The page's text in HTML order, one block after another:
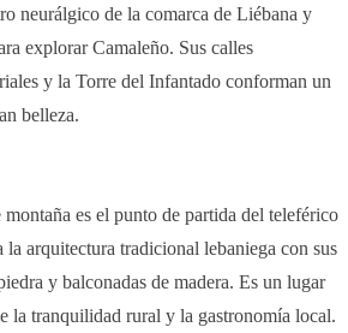
neurálgico de la comarca de Liébana y
explorar Camaleño. Sus calles
y la Torre del Infantado conforman un
belleza.
es el punto de partida del teleférico
la arquitectura tradicional lebaniega con sus
y balconadas de madera. Es un lugar
la tranquilidad rural y la gastronomía local.